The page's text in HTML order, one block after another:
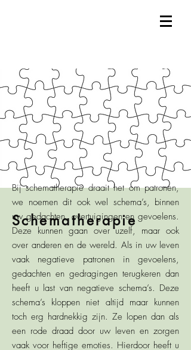
Schematherapie
Bij schematherapie draait het om patronen,
we noemen dit ook wel schema’s, binnen
uw gedachten, overtuigingen en gevoelens.
Deze kunnen gaan over uzelf, maar ook
over anderen en de wereld. Als in uw leven
vaak negatieve patronen in gevoelens,
gedachten en gedragingen terugkeren dan
heeft u last van negatieve schema’s. Deze
schema’s kloppen niet altijd maar kunnen
toch erg hardnekkig zijn. Ze lopen dan als
een rode draad door uw leven en zorgen
vaak voor heftige emoties. Hierdoor heeft u